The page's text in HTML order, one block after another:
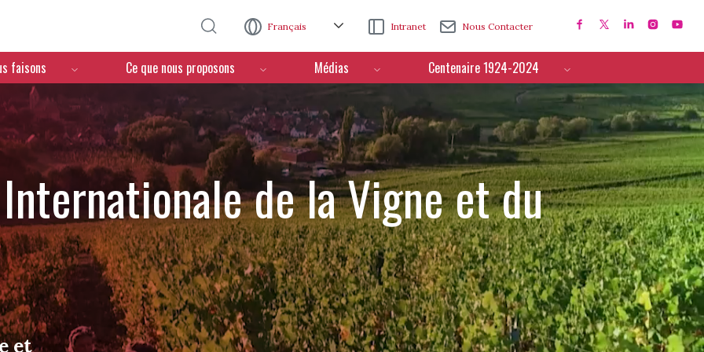
Français Intranet Nous Contacter
faisons Ce que nous proposons Médias Centenaire 1924-2024
de la Vigne et du
et